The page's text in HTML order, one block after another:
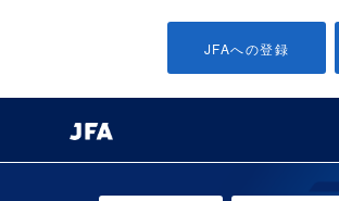
JFAへの登録